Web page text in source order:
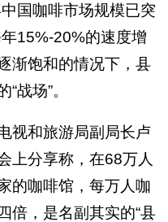
国咖啡市场规模已突
15%-20%的速度增
渐饱和的情况下，县
战场”。
视和旅游局副局长卢
上分享称，在68万人
的咖啡馆，每万人咖
倍，是名副其实的“县